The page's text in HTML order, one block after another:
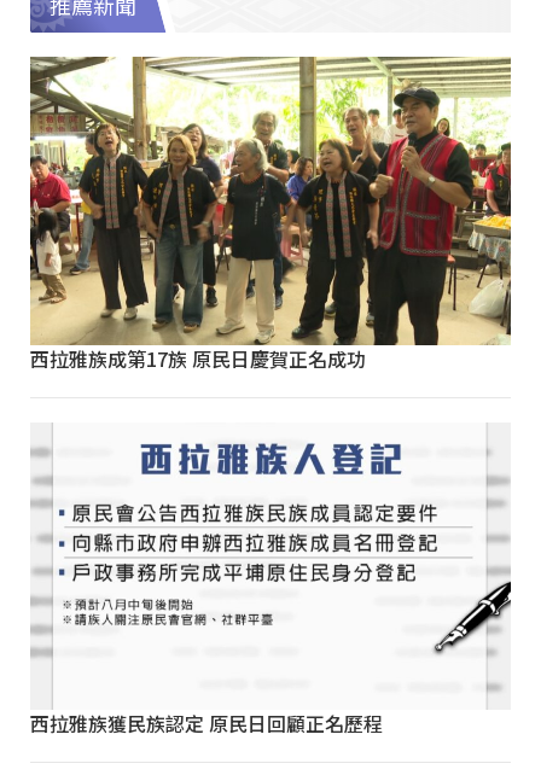
推薦新聞
西拉雅族成第17族 原民日慶賀正名成功
西拉雅族獲民族認定 原民日回顧正名歷程